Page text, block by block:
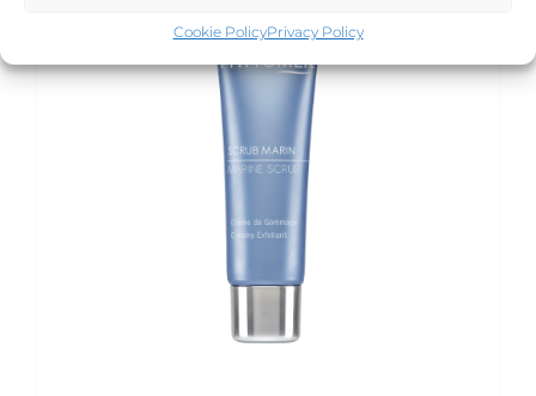
Cookie PolicyPrivacy Policy